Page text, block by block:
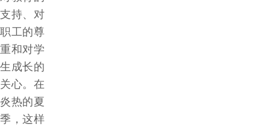
支持、对
职工的尊
重和对学
生成长的
关心。在
炎热的夏
季，这样